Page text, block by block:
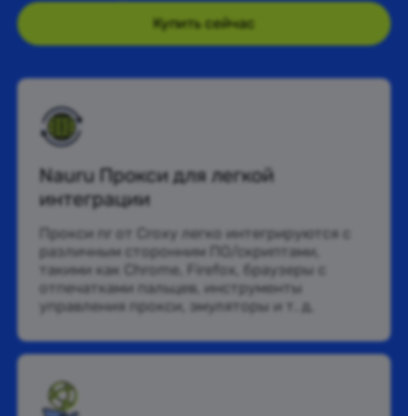
Купить сейчас
Nauru Прокси для легкой
интеграции
Прокси nr от Croxy легко интегрируются с
различным сторонним ПО/скриптами,
такими как Chrome, Firefox, браузеры с
отпечатками пальцев, инструменты
управления прокси, эмуляторы и т. д.